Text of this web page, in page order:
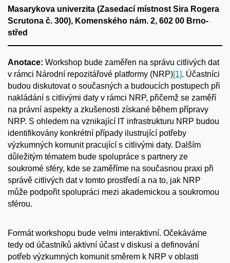
Masarykova univerzita (Zasedací místnost Sira Rogera
Scrutona č. 300), Komenského nám. 2, 602 00 Brno-
střed
Anotace: Workshop bude zaměřen na správu citlivých dat
v rámci Národní repozitářové platformy (NRP)[1]. Účastníci
budou diskutovat o současných a budoucích postupech při
nakládání s citlivými daty v rámci NRP, přičemž se zaměří
na právní aspekty a zkušenosti získané během přípravy
NRP. S ohledem na vznikající IT infrastrukturu NRP budou
identifikovány konkrétní případy ilustrující potřeby
výzkumných komunit pracující s citlivými daty. Dalším
důležitým tématem bude spolupráce s partnery ze
soukromé sféry, kde se zaměříme na současnou praxi při
správě citlivých dat v tomto prostředí a na to, jak NRP
může podpořit spolupráci mezi akademickou a soukromou
sférou.
Formát workshopu bude velmi interaktivní. Očekáváme
tedy od účastníků aktivní účast v diskusi a definování
potřeb výzkumných komunit směrem k NRP v oblasti